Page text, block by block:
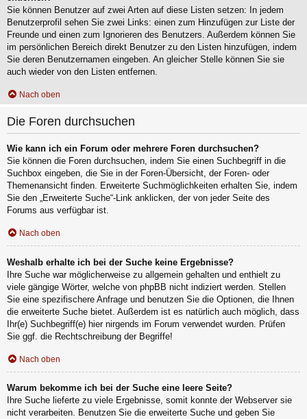
Sie können Benutzer auf zwei Arten auf diese Listen setzen: In jedem
Benutzerprofil sehen Sie zwei Links: einen zum Hinzufügen zur Liste der
Freunde und einen zum Ignorieren des Benutzers. Außerdem können Sie
im persönlichen Bereich direkt Benutzer zu den Listen hinzufügen, indem
Sie deren Benutzernamen eingeben. An gleicher Stelle können Sie sie
auch wieder von den Listen entfernen.
Nach oben
Die Foren durchsuchen
Wie kann ich ein Forum oder mehrere Foren durchsuchen?
Sie können die Foren durchsuchen, indem Sie einen Suchbegriff in die
Suchbox eingeben, die Sie in der Foren-Übersicht, der Foren- oder
Themenansicht finden. Erweiterte Suchmöglichkeiten erhalten Sie, indem
Sie den „Erweiterte Suche“-Link anklicken, der von jeder Seite des
Forums aus verfügbar ist.
Nach oben
Weshalb erhalte ich bei der Suche keine Ergebnisse?
Ihre Suche war möglicherweise zu allgemein gehalten und enthielt zu
viele gängige Wörter, welche von phpBB nicht indiziert werden. Stellen
Sie eine spezifischere Anfrage und benutzen Sie die Optionen, die Ihnen
die erweiterte Suche bietet. Außerdem ist es natürlich auch möglich, dass
Ihr(e) Suchbegriff(e) hier nirgends im Forum verwendet wurden. Prüfen
Sie ggf. die Rechtschreibung der Begriffe!
Nach oben
Warum bekomme ich bei der Suche eine leere Seite?
Ihre Suche lieferte zu viele Ergebnisse, somit konnte der Webserver sie
nicht verarbeiten. Benutzen Sie die erweiterte Suche und geben Sie